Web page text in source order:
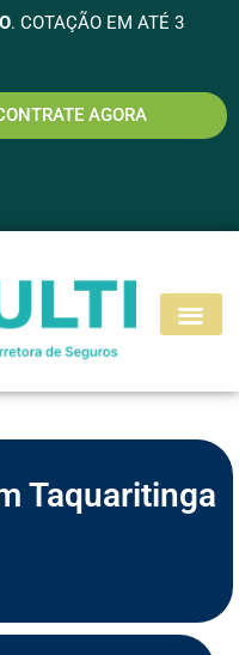
. COTAÇÃO EM ATÉ 3
AGORA
OTO
Taquaritinga